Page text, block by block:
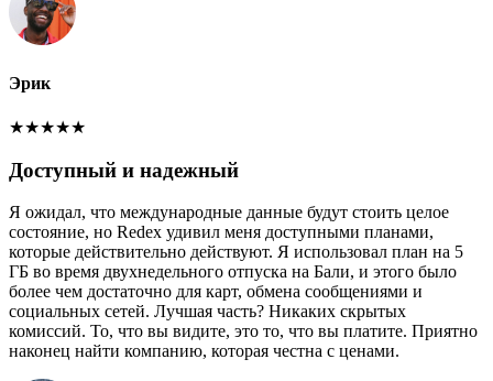
Эрик
★★★★★
Доступный и надежный
Я ожидал, что международные данные будут стоить целое
состояние, но Redex удивил меня доступными планами,
которые действительно действуют. Я использовал план на 5
ГБ во время двухнедельного отпуска на Бали, и этого было
более чем достаточно для карт, обмена сообщениями и
социальных сетей. Лучшая часть? Никаких скрытых
комиссий. То, что вы видите, это то, что вы платите. Приятно
наконец найти компанию, которая честна с ценами.